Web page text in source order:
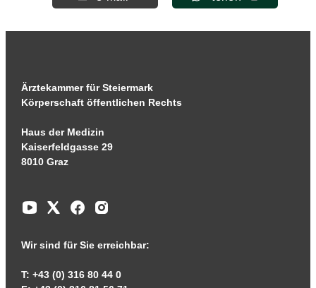
Ärztekammer für Steiermark
Körperschaft öffentlichen Rechts
Haus der Medizin
Kaiserfeldgasse 29
8010 Graz
Wir sind für Sie erreichbar:
T: +43 (0) 316 80 44 0